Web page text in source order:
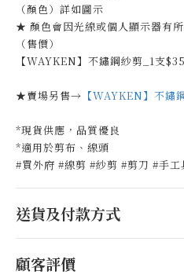
（顏色）詳如圖示
★ 顏色會因光線或個人顯示器有
（售價）
【WAYKEN】不鏽鋼紗剪_1支
★賣場另售→ 【WAYKEN】不鏽
*現貨供應，品質優良
*適用於剪布、線頭
#買外府 #線剪 #紗剪 #剪刀 #手
送貨及付款方式
顧客評價